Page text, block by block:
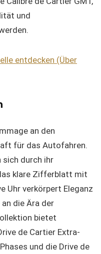
und
entdecken (Über
an den
für das Autofahren.
sich durch ihr
klare Zifferblatt mit
Uhr verkörpert Eleganz
die Ära der
bietet
de Cartier Extra-
und die Drive de